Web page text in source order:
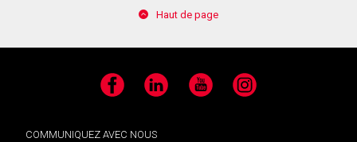
Haut de page
Facebook LinkedIn YouTube Instagram
COMMUNIQUEZ AVEC NOUS